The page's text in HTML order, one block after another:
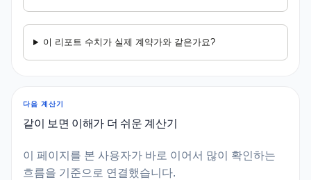
이 리포트 수치가 실제 계약가와 같은가요?
다음 계산기
같이 보면 이해가 더 쉬운 계산기
이 페이지를 본 사용자가 바로 이어서 많이 확인하는
흐름을 기준으로 연결했습니다.